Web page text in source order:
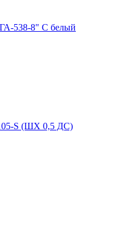
538-8" C белый
S (ШХ 0,5 ДС)